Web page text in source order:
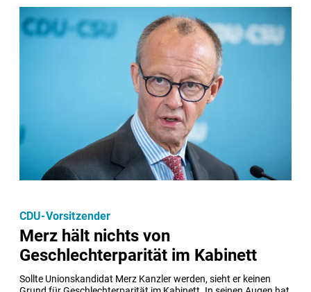
Merz hält nichts von
Geschlechterparität im Kabinett
Sollte Unionskandidat Merz Kanzler werden, sieht er keinen
CDU-Vorsitzender